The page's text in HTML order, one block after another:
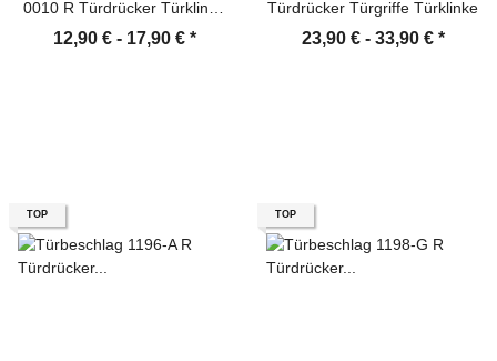
0010 R Türdrücker Türklinke
Türgriffe
12,90 € - 17,90 € *
Türdrücker Türgriffe Türklinke
23,90 € - 33,90 € *
TOP TOP